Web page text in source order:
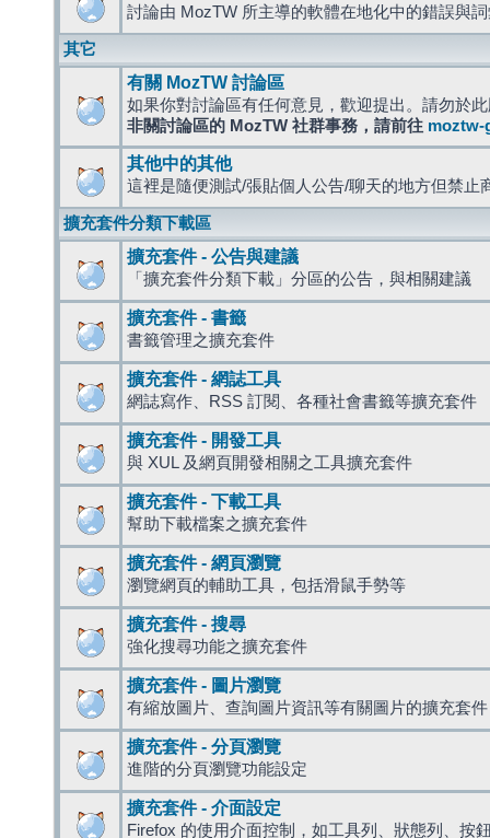
討論由 MozTW 所主導的軟體在地化中的錯誤與
其它
有關 MozTW 討論區
如果你對討論區有任何意見，歡迎提出。請勿於
非關討論區的 MozTW 社群事務，請前往 moztw-
其他中的其他
這裡是隨便測試/張貼個人公告/聊天的地方但禁止
擴充套件分類下載區
擴充套件 - 公告與建議
「擴充套件分類下載」分區的公告，與相關建議
擴充套件 - 書籤
書籤管理之擴充套件
擴充套件 - 網誌工具
網誌寫作、RSS 訂閱、各種社會書籤等擴充套件
擴充套件 - 開發工具
與 XUL 及網頁開發相關之工具擴充套件
擴充套件 - 下載工具
幫助下載檔案之擴充套件
擴充套件 - 網頁瀏覽
瀏覽網頁的輔助工具，包括滑鼠手勢等
擴充套件 - 搜尋
強化搜尋功能之擴充套件
擴充套件 - 圖片瀏覽
有縮放圖片、查詢圖片資訊等有關圖片的擴充套件
擴充套件 - 分頁瀏覽
進階的分頁瀏覽功能設定
擴充套件 - 介面設定
Firefox 的使用介面控制，如工具列、狀態列、按